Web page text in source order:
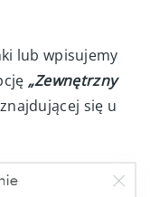
lub wpisujemy
„Zewnętrzny
się u